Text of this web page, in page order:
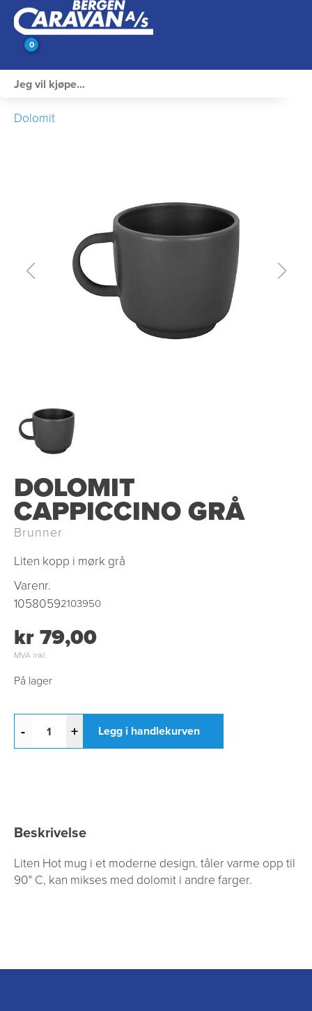
0
Vann og VVS
Rengjøring & Vedlikehold
Bil, vogn & henger
Dolomit
DOLOMIT
CAPPICCINO GRÅ
Brunner
Liten kopp i mørk grå
Varenr.
10580592103950
kr 79,00
MVA inkl.
På lager
- + Legg i handlekurven
Beskrivelse
Liten Hot mug i et moderne design. tåler varme opp til
90° C, kan mikses med dolomit i andre farger.